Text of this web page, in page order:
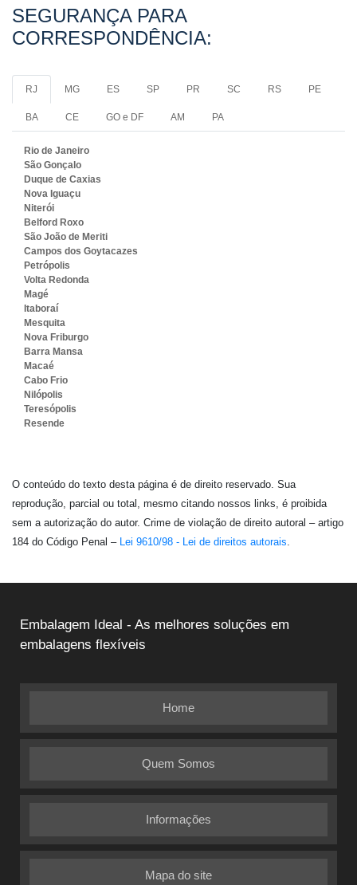
SEGURANÇA PARA
CORRESPONDÊNCIA:
RJ MG ES SP PR SC RS PE
BA CE GO e DF AM PA
Rio de Janeiro
São Gonçalo
Duque de Caxias
Nova Iguaçu
Niterói
Belford Roxo
São João de Meriti
Campos dos Goytacazes
Petrópolis
Volta Redonda
Magé
Itaboraí
Mesquita
Nova Friburgo
Barra Mansa
Macaé
Cabo Frio
Nilópolis
Teresópolis
Resende
O conteúdo do texto desta página é de direito reservado. Sua
reprodução, parcial ou total, mesmo citando nossos links, é proibida
sem a autorização do autor. Crime de violação de direito autoral – artigo
184 do Código Penal – Lei 9610/98 - Lei de direitos autorais.
Embalagem Ideal - As melhores soluções em
embalagens flexíveis
Home
Quem Somos
Informações
Mapa do site